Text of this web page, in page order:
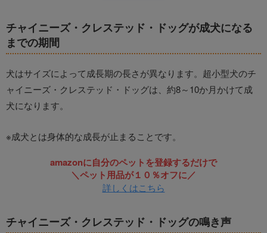
チャイニーズ・クレステッド・ドッグが成犬になる
までの期間
犬はサイズによって成長期の長さが異なります。超小型犬のチ
ャイニーズ・クレステッド・ドッグは、約8～10か月かけて成
犬になります。
※成犬とは身体的な成長が止まることです。
amazonに自分のペットを登録するだけで
＼ペット用品が１０％オフに／
詳しくはこちら
チャイニーズ・クレステッド・ドッグの鳴き声